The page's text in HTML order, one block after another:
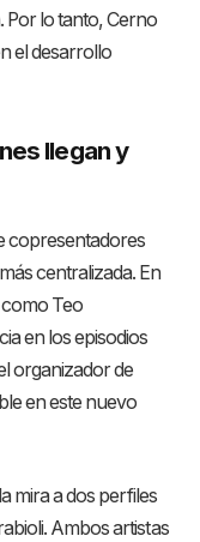
lo tanto, Cerno
el desarrollo
llegan y
copresentadores
centralizada. En
Teo
en los episodios
organizador de
en este nuevo
mira a dos perfiles
Ambos artistas